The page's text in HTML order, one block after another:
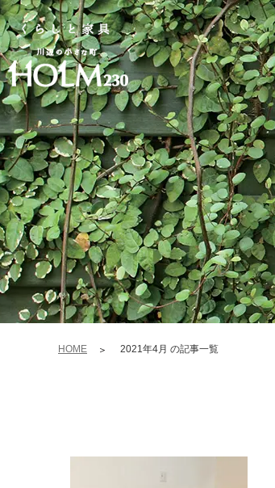
HOME 2021年4月 の記事一覧